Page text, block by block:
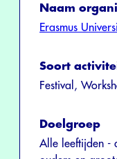
Naam
Erasmus
Soort
Festival,
Doelgroep
Alle leeftijden -